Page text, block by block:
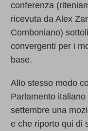
conferenza
ricevuta da Alex
Comboniano)
convergenti per i
base.
Allo stesso modo
Parlamento
settembre una
e che riporto qui di